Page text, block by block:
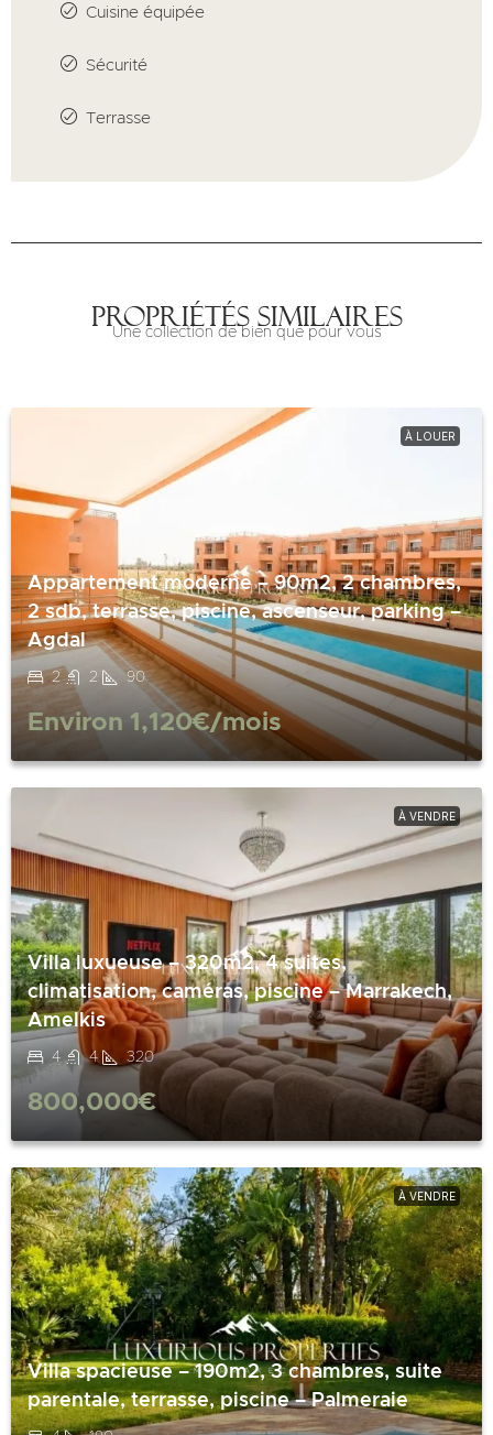
Cuisine équipée
Sécurité
Terrasse
Propriétés similaires
Une collection de bien que pour vous
À LOUER
Appartement moderne – 90m2, 2 chambres,
2 sdb, terrasse, piscine, ascenseur, parking –
Agdal
2 2 90
Environ 1,120€/mois
À VENDRE
Villa luxueuse – 320m2, 4 suites,
climatisation, caméras, piscine – Marrakech,
Amelkis
4 4 320
800,000€
À VENDRE
Villa spacieuse – 190m2, 3 chambres, suite
parentale, terrasse, piscine – Palmeraie